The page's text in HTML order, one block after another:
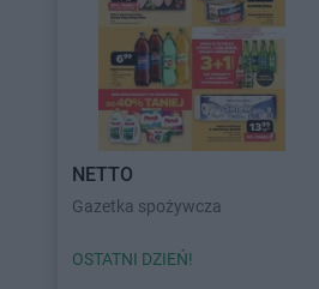
NETTO
Gazetka spożywcza
OSTATNI DZIEŃ!